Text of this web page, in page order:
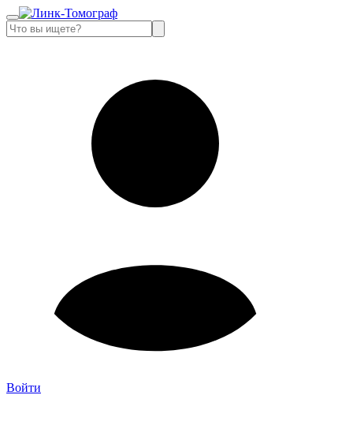
Войти